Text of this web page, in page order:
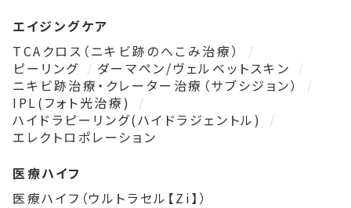
エイジングケア
TCAクロス（ニキビ跡のへこみ治療）
ピーリング
ダーマペン/ヴェルベットスキン
ニキビ跡治療・クレーター治療（サブシジョン）
IPL(フォト光治療)
ハイドラピーリング(ハイドラジェントル)
エレクトロポレーション
医療ハイフ
医療ハイフ（ウルトラセル【Zi】）